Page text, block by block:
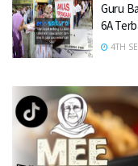
Guru
6A
4TH